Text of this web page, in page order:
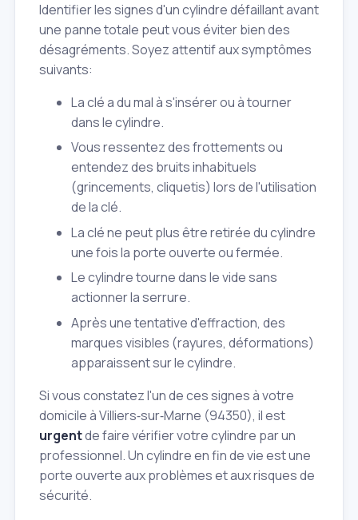
Identifier les signes d'un cylindre défaillant avant
une panne totale peut vous éviter bien des
désagréments. Soyez attentif aux symptômes
suivants:
La clé a du mal à s'insérer ou à tourner
dans le cylindre.
Vous ressentez des frottements ou
entendez des bruits inhabituels
(grincements, cliquetis) lors de l'utilisation
de la clé.
La clé ne peut plus être retirée du cylindre
une fois la porte ouverte ou fermée.
Le cylindre tourne dans le vide sans
actionner la serrure.
Après une tentative d'effraction, des
marques visibles (rayures, déformations)
apparaissent sur le cylindre.
Si vous constatez l'un de ces signes à votre
domicile à Villiers‑sur‑Marne (94350), il est
urgentde faire vérifier votre cylindre par un
professionnel. Un cylindre en fin de vie est une
porte ouverte aux problèmes et aux risques de
sécurité.